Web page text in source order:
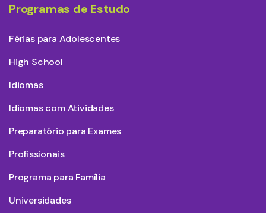
Programas de Estudo
Férias para Adolescentes
High School
Idiomas
Idiomas com Atividades
Preparatório para Exames
Profissionais
Programa para Família
Universidades